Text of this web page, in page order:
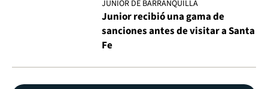
JUNIOR DE BARRANQUILLA
Junior recibió una gama de
sanciones antes de visitar a Santa
Fe